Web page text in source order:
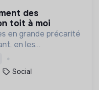
toit à moi
en grande précarité
en les
leurs
lien social pour
Social